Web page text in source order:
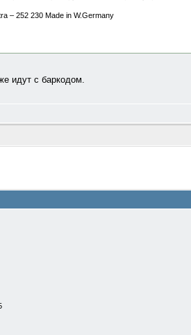
– 252 230 Made in W.Germany
идут с баркодом.